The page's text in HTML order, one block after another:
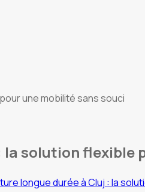
une mobilité sans souci
solution flexible